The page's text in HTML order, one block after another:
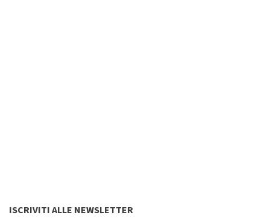
ISCRIVITI ALLE NEWSLETTER